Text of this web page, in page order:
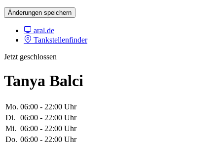
Änderungen speichern
aral.de
Tankstellenfinder
Jetzt geschlossen
Tanya Balci
Mo. 06:00 - 22:00 Uhr
Di.
06:00 - 22:00 Uhr
Mi. 06:00 - 22:00 Uhr
Do. 06:00 - 22:00 Uhr